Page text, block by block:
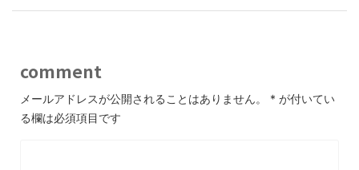
comment
メールアドレスが公開されることはありません。 * が付いてい
る欄は必須項目です